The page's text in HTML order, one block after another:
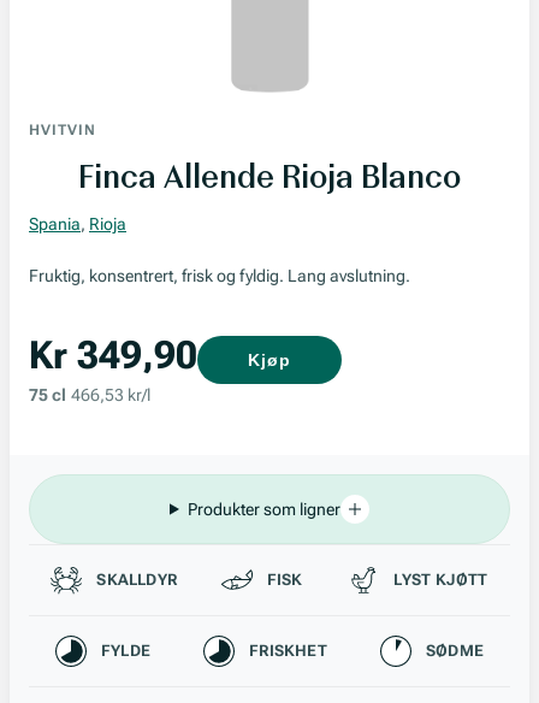
HVITVIN
Finca Allende Rioja Blanco
Spania, Rioja
Fruktig, konsentrert, frisk og fyldig. Lang avslutning.
Kr 349,90
75 cl 466,53 kr/l
Kjøp
Produkter som ligner
Passer til
SKALLDYR FISK LYST KJØTT
Karakteristikk
FYLDE FRISKHET SØDME